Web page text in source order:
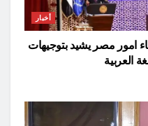
أخبار
امور مصر يشيد بتوجيهات
العربية